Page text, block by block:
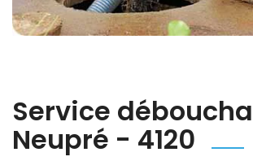
Service
Neupré - 4120